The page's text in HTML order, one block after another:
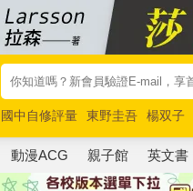
國中自修評量 東野圭吾 楊双子
唯紅花綻放
奧德賽 路邊攤新作
動漫ACG 親子館 英文書